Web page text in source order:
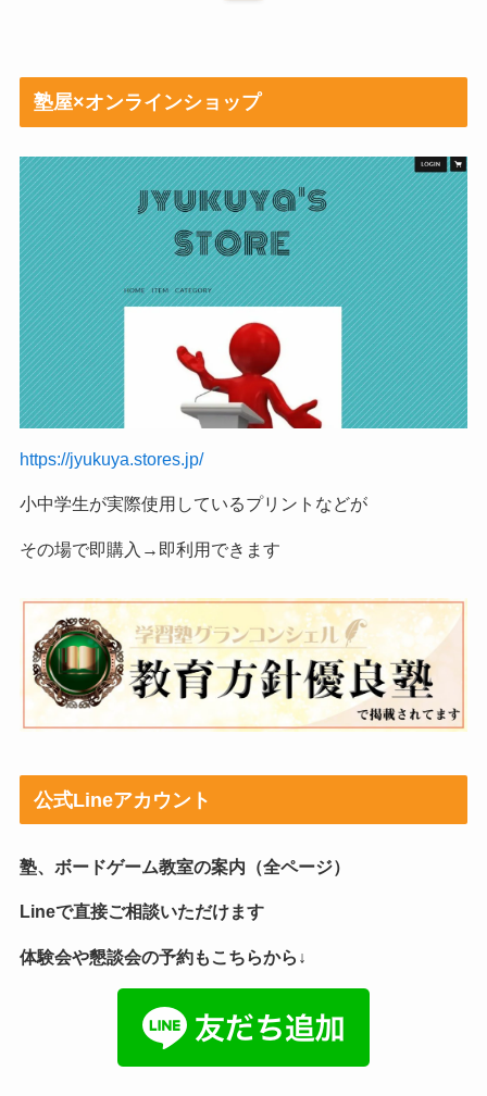
塾屋×オンラインショップ
https://jyukuya.stores.jp/
小中学生が実際使用しているプリントなどが
その場で即購入→即利用できます
公式Lineアカウント
塾、ボードゲーム教室の案内（全ページ）
Lineで直接ご相談いただけます
体験会や懇談会の予約もこちらから↓